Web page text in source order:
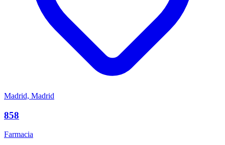
Madrid, Madrid
858
Farmacia